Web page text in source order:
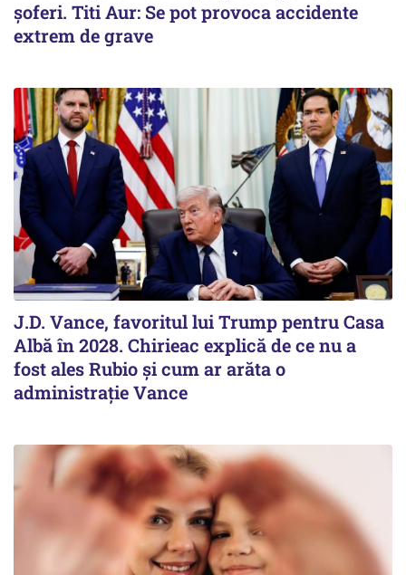
șoferi. Titi Aur: Se pot provoca accidente
extrem de grave
J.D. Vance, favoritul lui Trump pentru Casa
Albă în 2028. Chirieac explică de ce nu a
fost ales Rubio și cum ar arăta o
administrație Vance